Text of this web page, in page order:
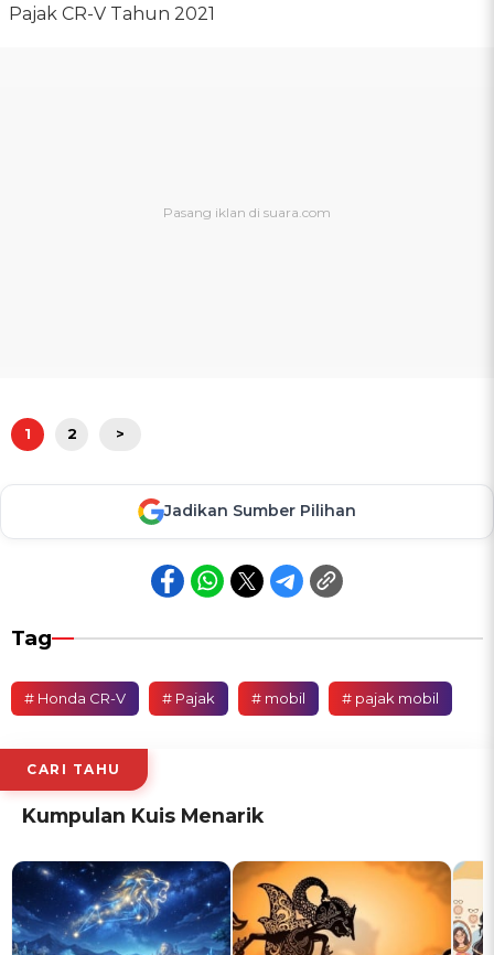
Pajak CR-V Tahun 2021
1 2 >
Jadikan Sumber Pilihan
Tag
# Honda CR-V # Pajak # mobil # pajak mobil
CARI TAHU
Kumpulan Kuis Menarik